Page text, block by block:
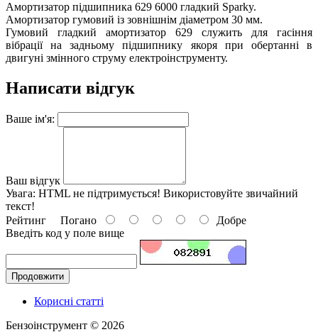
Амортизатор підшипника 629 6000 гладкий Sparky.
Амортизатор гумовий із зовнішнім діаметром 30 мм.
Гумовий гладкий амортизатор 629 служить для гасіння
вібрації на задньому підшипнику якоря при обертанні в
двигуні змінного струму електроінструменту.
Написати відгук
Ваше ім'я:
Ваш відгук
Увага: HTML не підтримується! Використовуйте звичайний
текст!
Рейтинг Погано
Добре
Введіть код у поле вище
Продовжити
Корисні статті
Бензоінструмент © 2026